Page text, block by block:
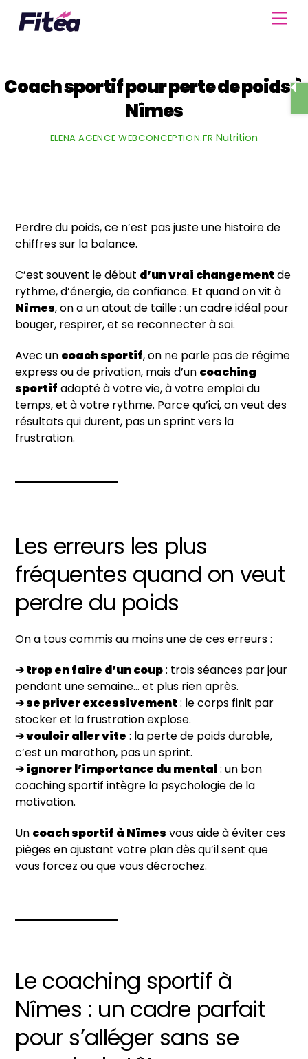
Coach sportif pour perte de poids à
Nîmes
ELENA AGENCE WEBCONCEPTION.FR Nutrition
Perdre du poids, ce n’est pas juste une histoire de
chiffres sur la balance.
C’est souvent le début d’un vrai changement de
rythme, d’énergie, de confiance. Et quand on vit à
Nîmes, on a un atout de taille : un cadre idéal pour
bouger, respirer, et se reconnecter à soi.
Avec un coach sportif, on ne parle pas de régime
express ou de privation, mais d’un coaching
sportif adapté à votre vie, à votre emploi du
temps, et à votre rythme. Parce qu’ici, on veut des
résultats qui durent, pas un sprint vers la
frustration.
Les erreurs les plus
fréquentes quand on veut
perdre du poids
On a tous commis au moins une de ces erreurs :
➔ trop en faire d’un coup: trois séances par jour
pendant une semaine… et plus rien après.
➔ se priver excessivement : le corps finit par
stocker et la frustration explose.
➔vouloir aller vite : la perte de poids durable,
c’est un marathon, pas un sprint.
➔ignorer l’importance du mental: un bon
coaching sportif intègre la psychologie de la
motivation.
Un coach sportif à Nîmes vous aide à éviter ces
pièges en ajustant votre plan dès qu’il sent que
vous forcez ou que vous décrochez.
Le coaching sportif à
Nîmes : un cadre parfait
pour s’alléger sans se